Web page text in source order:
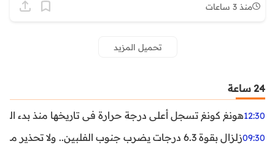
منذ 3 ساعات
تحميل المزيد
24 ساعة
12:30هونغ كونغ تسجل أعلى درجة حرارة في تاريخها منذ بدء
09:30زلزال بقوة 6.3 درجات يضرب جنوب الفلبين.. ولا تحذير من تسونامي حتى الآن